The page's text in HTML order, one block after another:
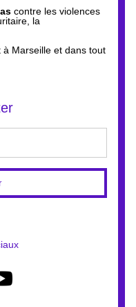
contre les violences
la
à Marseille et dans tout